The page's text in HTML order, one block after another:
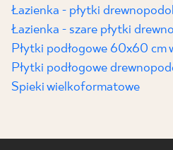
Łazienka - płytki
Łazienka - szare płytki
Płytki podłogowe 60x60 cm
Płytki podłogowe
Spieki wielkoformatowe